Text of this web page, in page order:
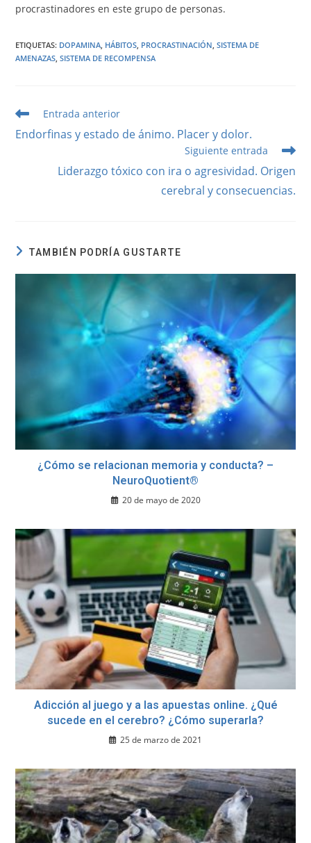
procrastinadores en este grupo de personas.
ETIQUETAS: DOPAMINA, HÁBITOS, PROCRASTINACIÓN, SISTEMA DE
AMENAZAS, SISTEMA DE RECOMPENSA
Leer
artículos
Entrada anterior
Endorfinas y estado de ánimo. Placer y dolor.
Siguiente entrada
Liderazgo tóxico con ira o agresividad. Origen
cerebral y consecuencias.
TAMBIÉN PODRÍA GUSTARTE
¿Cómo se relacionan memoria y conducta? –
NeuroQuotient®
20 de mayo de 2020
Adicción al juego y a las apuestas online. ¿Qué
sucede en el cerebro? ¿Cómo superarla?
25 de marzo de 2021